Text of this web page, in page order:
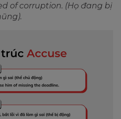
of corruption. (Họ đang bị